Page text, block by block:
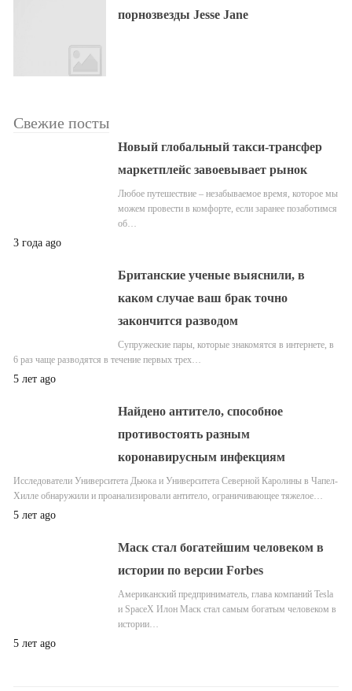
порнозвезды Jesse Jane
Свежие посты
Новый глобальный такси-трансфер
маркетплейс завоевывает рынок
Любое путешествие – незабываемое время, которое мы
можем провести в комфорте, если заранее позаботимся
об…
3 года ago
Британские ученые выяснили, в
каком случае ваш брак точно
закончится разводом
Супружеские пары, которые знакомятся в интернете, в
6 раз чаще разводятся в течение первых трех…
5 лет ago
Найдено антитело, способное
противостоять разным
коронавирусным инфекциям
Исследователи Университета Дьюка и Университета Северной Каролины в Чапел-
Хилле обнаружили и проанализировали антитело, ограничивающее тяжелое…
5 лет ago
Маск стал богатейшим человеком в
истории по версии Forbes
Американский предприниматель, глава компаний Tesla
и SpaceX Илон Маск стал самым богатым человеком в
истории…
5 лет ago